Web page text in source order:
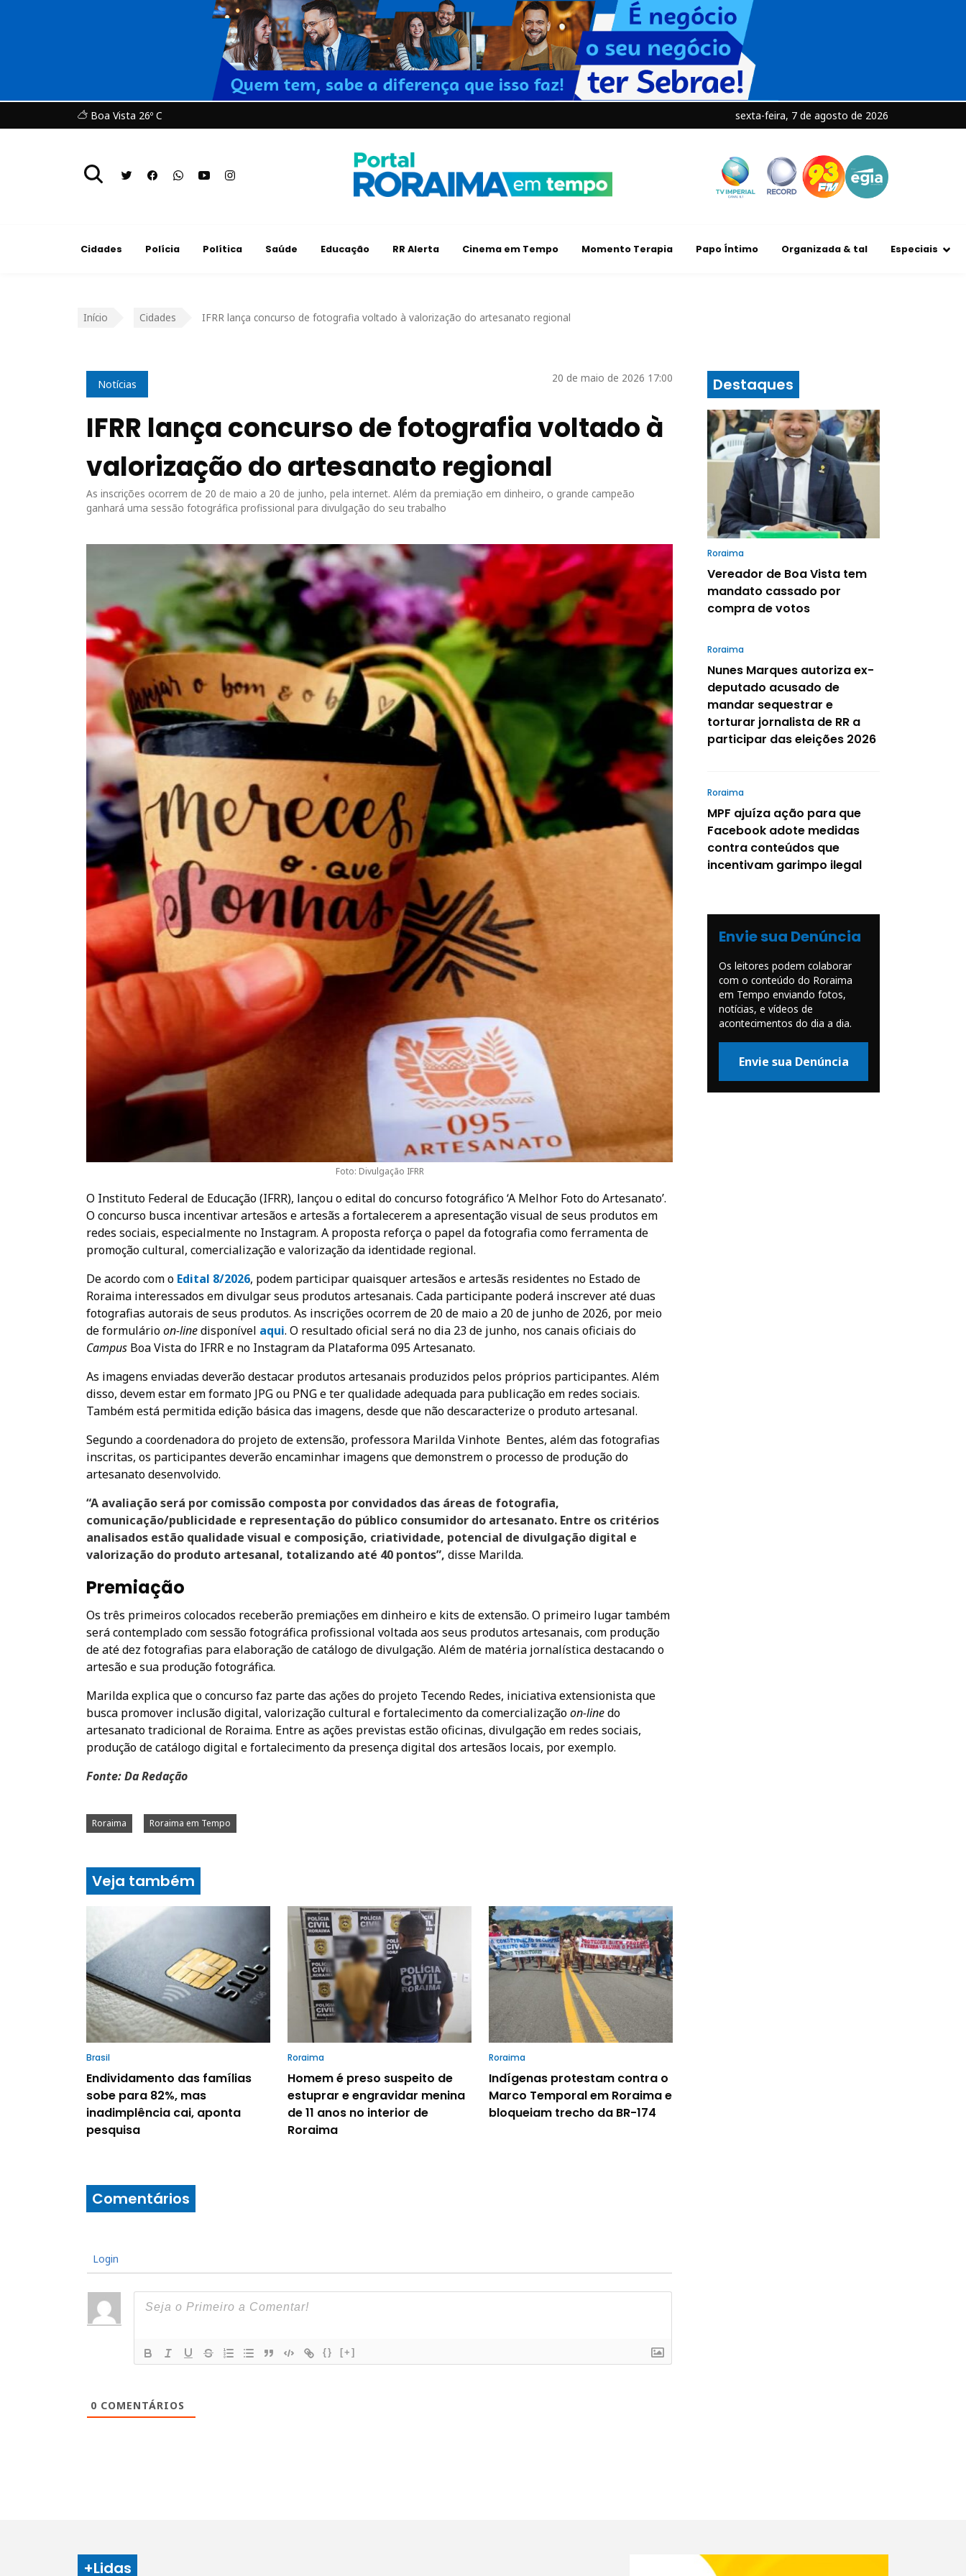
Boa Vista 26º C sexta-feira, 7 de agosto de 2026
Cidades Polícia Política Saúde Educação RR Alerta Cinema em Tempo Momento Terapia Papo Íntimo Organizada & tal Especiais
Início Cidades IFRR lança concurso de fotografia voltado à valorização do artesanato regional
Notícias 20 de maio de 2026 17:00
IFRR lança concurso de fotografia voltado à
valorização do artesanato regional
As inscrições ocorrem de 20 de maio a 20 de junho, pela internet. Além da premiação em dinheiro, o grande campeão
ganhará uma sessão fotográfica profissional para divulgação do seu trabalho
Foto: Divulgação IFRR
O Instituto Federal de Educação (IFRR), lançou o edital do concurso fotográfico ‘A Melhor Foto do Artesanato’.
O concurso busca incentivar artesãos e artesãs a fortalecerem a apresentação visual de seus produtos em
redes sociais, especialmente no Instagram. A proposta reforça o papel da fotografia como ferramenta de
promoção cultural, comercialização e valorização da identidade regional.
De acordo com o Edital 8/2026, podem participar quaisquer artesãos e artesãs residentes no Estado de
Roraima interessados em divulgar seus produtos artesanais. Cada participante poderá inscrever até duas
fotografias autorais de seus produtos. As inscrições ocorrem de 20 de maio a 20 de junho de 2026, por meio
de formulárioon-linedisponível aqui. O resultado oficial será no dia 23 de junho, nos canais oficiais do
Campus Boa Vista do IFRR e no Instagram da Plataforma 095 Artesanato.
As imagens enviadas deverão destacar produtos artesanais produzidos pelos próprios participantes. Além
disso, devem estar em formato JPG ou PNG e ter qualidade adequada para publicação em redes sociais.
Também está permitida edição básica das imagens, desde que não descaracterize o produto artesanal.
Segundo a coordenadora do projeto de extensão, professora Marilda Vinhote Bentes, além das fotografias
inscritas, os participantes deverão encaminhar imagens que demonstrem o processo de produção do
artesanato desenvolvido.
“A avaliação será por comissão composta por convidados das áreas de fotografia,
comunicação/publicidade e representação do público consumidor do artesanato. Entre os critérios
analisados estão qualidade visual e composição, criatividade, potencial de divulgação digital e
valorização do produto artesanal, totalizando até 40 pontos”, disse Marilda.
Premiação
Os três primeiros colocados receberão premiações em dinheiro e kits de extensão. O primeiro lugar também
será contemplado com sessão fotográfica profissional voltada aos seus produtos artesanais, com produção
de até dez fotografias para elaboração de catálogo de divulgação. Além de matéria jornalística destacando o
artesão e sua produção fotográfica.
Marilda explica que o concurso faz parte das ações do projeto Tecendo Redes, iniciativa extensionista que
busca promover inclusão digital, valorização cultural e fortalecimento da comercializaçãoon-linedo
artesanato tradicional de Roraima. Entre as ações previstas estão oficinas, divulgação em redes sociais,
produção de catálogo digital e fortalecimento da presença digital dos artesãos locais, por exemplo.
Fonte: Da Redação
Roraima Roraima em Tempo
Veja também
Brasil
Endividamento das famílias
sobe para 82%, mas
inadimplência cai, aponta
pesquisa
Roraima
Homem é preso suspeito de
estuprar e engravidar menina
de 11 anos no interior de
Roraima
Roraima
Indígenas protestam contra o
Marco Temporal em Roraima e
bloqueiam trecho da BR-174
Comentários
Login
{} [+]
0 COMENTÁRIOS
Destaques
Roraima
Vereador de Boa Vista tem
mandato cassado por
compra de votos
Roraima
Nunes Marques autoriza ex-
deputado acusado de
mandar sequestrar e
torturar jornalista de RR a
participar das eleições 2026
Roraima
MPF ajuíza ação para que
Facebook adote medidas
contra conteúdos que
incentivam garimpo ilegal
Envie sua Denúncia
Os leitores podem colaborar
com o conteúdo do Roraima
em Tempo enviando fotos,
notícias, e vídeos de
acontecimentos do dia a dia.
Envie sua Denúncia
+Lidas